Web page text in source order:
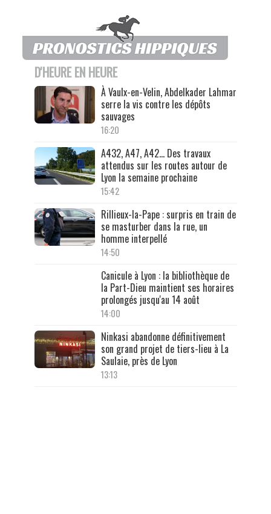
D'HEURE EN HEURE
À Vaulx-en-Velin, Abdelkader Lahmar
serre la vis contre les dépôts
sauvages
16:20
A432, A47, A42… Des travaux
attendus sur les routes autour de
Lyon la semaine prochaine
15:42
Rillieux-la-Pape : surpris en train de
se masturber dans la rue, un
homme interpellé
14:50
Canicule à Lyon : la bibliothèque de
la Part-Dieu maintient ses horaires
prolongés jusqu'au 14 août
14:00
Ninkasi abandonne définitivement
son grand projet de tiers-lieu à La
Saulaie, près de Lyon
13:13